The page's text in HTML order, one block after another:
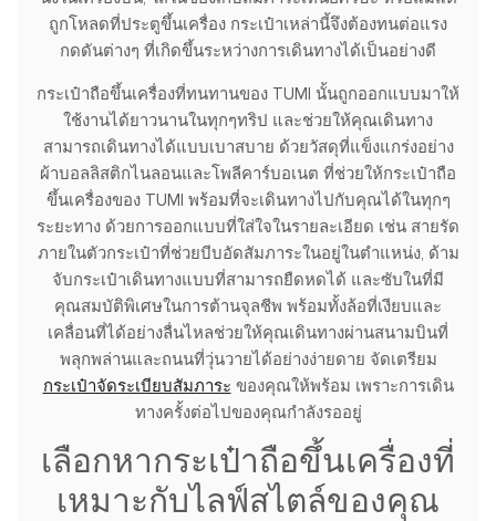
ถูกโหลดที่ประตูขึ้นเครื่อง กระเป๋าเหล่านี้จึงต้องทนต่อแรง
กดดันต่างๆ ที่เกิดขึ้นระหว่างการเดินทางได้เป็นอย่างดี
กระเป๋าถือขึ้นเครื่องที่ทนทานของ TUMI นั้นถูกออกแบบมาให้
ใช้งานได้ยาวนานในทุกๆทริป และช่วยให้คุณเดินทาง
สามารถเดินทางได้แบบเบาสบาย ด้วยวัสดุที่แข็งแกร่งอย่าง
ผ้าบอลลิสติกไนลอนและโพลีคาร์บอเนต ที่ช่วยให้กระเป๋าถือ
ขึ้นเครื่องของ TUMI พร้อมที่จะเดินทางไปกับคุณได้ในทุกๆ
ระยะทาง ด้วยการออกแบบที่ใส่ใจในรายละเอียด เช่น สายรัด
ภายในตัวกระเป๋าที่ช่วยบีบอัดสัมภาระในอยู่ในตำแหน่ง, ด้าม
จับกระเป๋าเดินทางแบบที่สามารถยืดหดได้ และซับในที่มี
คุณสมบัติพิเศษในการต้านจุลชีพ พร้อมทั้งล้อที่เงียบและ
เคลื่อนที่ได้อย่างลื่นไหลช่วยให้คุณเดินทางผ่านสนามบินที่
พลุกพล่านและถนนที่วุ่นวายได้อย่างง่ายดาย จัดเตรียม
กระเป๋าจัดระเบียบสัมภาระ ของคุณให้พร้อม เพราะการเดิน
ทางครั้งต่อไปของคุณกำลังรออยู่
เลือกหากระเป๋าถือขึ้นเครื่องที่
เหมาะกับไลฟ์สไตล์ของคุณ